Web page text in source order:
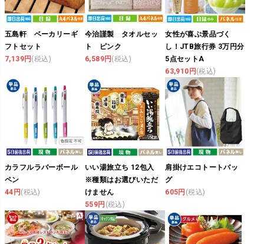
五島軒 ベーカリーギ
フトセット
7,139円 (税込)
今治謹製 タオルセッ
ト ピンク
6,589円 (税込)
女性が喜ぶ景品づく
し！JTB旅行券 3万円分
5点セットA
63,910円 (税込)
カラフルラバーボール
ペン
44円 (税込)
いい湯旅立ち 12包入
※種類はお選びいただ
けません
559円 (税込)
肩掛けエコトートバッ
グ
605円 (税込)